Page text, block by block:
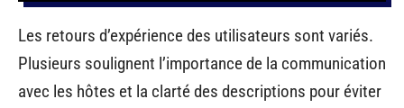
Les retours d’expérience des utilisateurs sont variés.
Plusieurs soulignent l’importance de la communication
avec les hôtes et la clarté des descriptions pour éviter